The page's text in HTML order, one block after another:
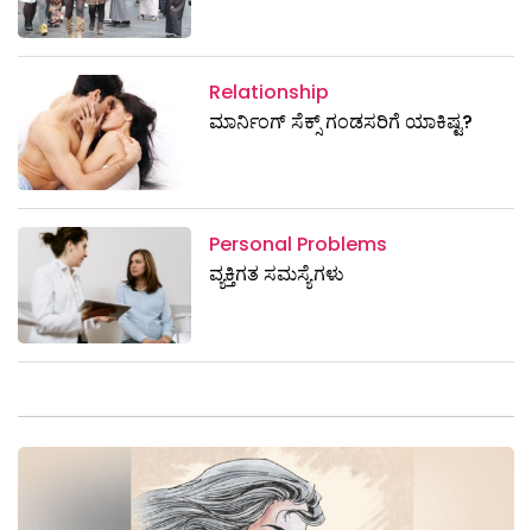
Relationship
ಮಾರ್ನಿಂಗ್ ಸೆಕ್ಸ್ ಗಂಡಸರಿಗೆ ಯಾಕಿಷ್ಟ?
Personal Problems
ವ್ಯಕ್ತಿಗತ ಸಮಸ್ಯೆಗಳು